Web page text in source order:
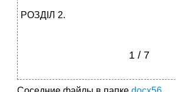
РОЗДІЛ 2.
1 / 7